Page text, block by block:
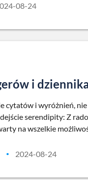
08-24
i
cytatów i wyróżnień,
serendipity: Z
na wszelkie
• 2024-08-24